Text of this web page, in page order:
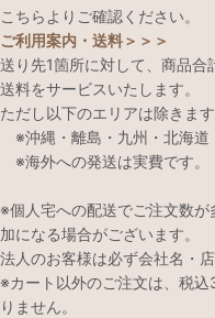
こちらよりご確認ください。
ご利用案内・送料＞＞＞
送り先1箇所に対して、商品合
送料をサービスいたします。
ただし以下のエリアは除きます
※沖縄・離島・九州・北海道
※海外への発送は実費です。
※個人宅への配送でご注文数
加になる場合がございます。
法人のお客様は必ず会社名・
※カート以外のご注文は、税
りません。